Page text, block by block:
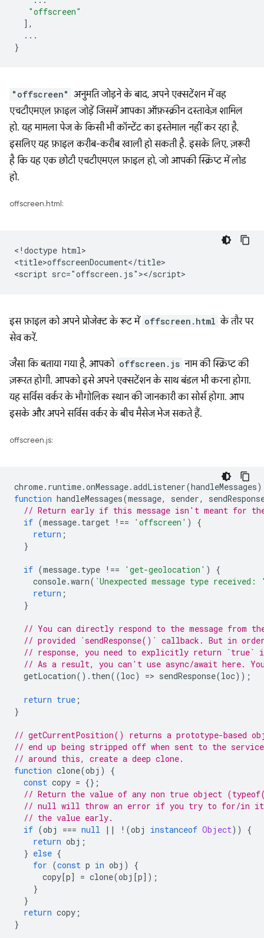
"offscreen"
],
...
}
"offscreen" अनुमति जोड़ने के बाद, अपने एक्सटेंशन में वह
एचटीएमएल फ़ाइल जोड़ें जिसमें आपका ऑफ़स्क्रीन दस्तावेज़ शामिल
हो. यह मामला पेज के किसी भी कॉन्टेंट का इस्तेमाल नहीं कर रहा है,
इसलिए यह फ़ाइल करीब-करीब खाली हो सकती है. इसके लिए, ज़रूरी
है कि यह एक छोटी एचटीएमएल फ़ाइल हो, जो आपकी स्क्रिप्ट में लोड
हो.
offscreen.html:
<!doctype html>
<title>offscreenDocument</title>
इस फ़ाइल को अपने प्रोजेक्ट के रूट में offscreen.html के तौर पर
सेव करें.
जैसा कि बताया गया है, आपको offscreen.js नाम की स्क्रिप्ट की
ज़रूरत होगी. आपको इसे अपने एक्सटेंशन के साथ बंडल भी करना होगा.
यह सर्विस वर्कर के भौगोलिक स्थान की जानकारी का सोर्स होगा. आप
इसके और अपने सर्विस वर्कर के बीच मैसेज भेज सकते हैं.
offscreen.js:
chrome. runtime.onMessage.addListener(handleMessages
function handleMessages(message, sender,
// Return early if this message isn't meant for the
if (message. target !== 'offscreen' )
{
return ;
}
if (message. type !== 'get-geolocation' )
{
console.warn( `Unexpected message type received:
return ;
}
// You can directly respond to the message from
// provided `sendResponse()` callback. But in
// response, you need to explicitly return `true` in
// As a result, you can't use async/await here.
getLocation(). then((loc) => sendResponse(loc));
return true ;
}
// getCurrentPosition() returns a prototype-based
// end up being stripped off when sent to the
// around this, create a deep clone.
function clone(obj )
{
const copy = {};
// Return the value of any non true object
// null will throw an error if you try to for/in
// the value early.
if (obj === null || ! (obj instanceof Object))
{
return obj ;
} else {
for (const p in obj )
{
copy[p] = clone(obj [p]);
}
}
return copy ;
}